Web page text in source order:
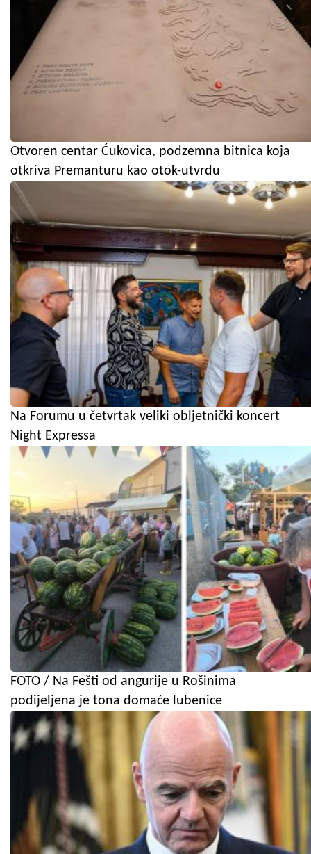
Otvoren centar Ćukovica, podzemna bitnica koja
otkriva Premanturu kao otok-utvrdu
Na Forumu u četvrtak veliki obljetnički koncert
Night Expressa
FOTO / Na Fešti od angurije u Rošinima
podijeljena je tona domaće lubenice